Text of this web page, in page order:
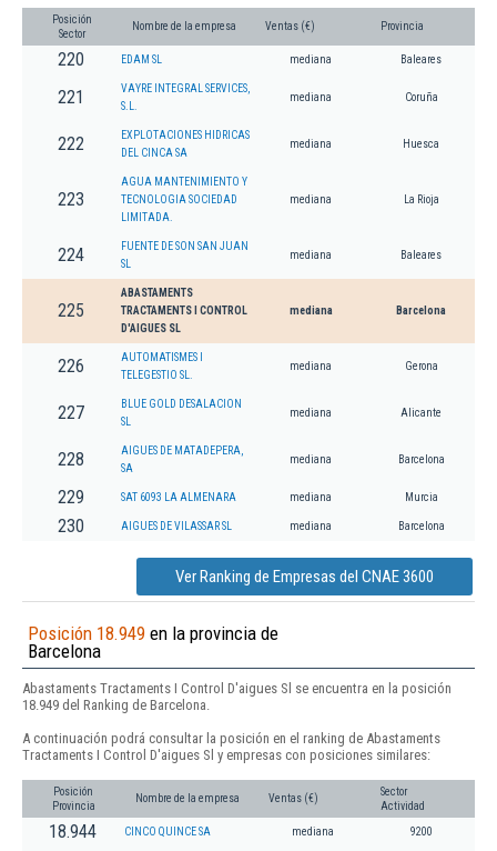
Posición
Sector
Nombre de la empresa Ventas (€) Provincia
220 EDAM SL mediana Baleares
221
VAYRE INTEGRAL SERVICES,
S.L.
mediana Coruña
222
EXPLOTACIONES HIDRICAS
DEL CINCA SA
mediana Huesca
223
AGUA MANTENIMIENTO Y
TECNOLOGIA SOCIEDAD
LIMITADA.
mediana La Rioja
224
FUENTE DE SON SAN JUAN
SL
mediana Baleares
225
ABASTAMENTS
TRACTAMENTS I CONTROL
D'AIGUES SL
mediana Barcelona
226
AUTOMATISMES I
TELEGESTIO SL.
mediana Gerona
227
BLUE GOLD DESALACION
SL
mediana Alicante
228
AIGUES DE MATADEPERA,
SA
mediana Barcelona
229 SAT 6093 LA ALMENARA mediana Murcia
230 AIGUES DE VILASSAR SL mediana Barcelona
Ver Ranking de Empresas del CNAE 3600
Posición 18.949 en la provincia de
Barcelona
Abastaments Tractaments I Control D'aigues Sl se encuentra en la posición
18.949 del Ranking de Barcelona.
A continuación podrá consultar la posición en el ranking de Abastaments
Tractaments I Control D'aigues Sl y empresas con posiciones similares:
Posición
Provincia
Nombre de la empresa Ventas (€)
Sector
Actividad
18.944 CINCO QUINCE SA mediana 9200